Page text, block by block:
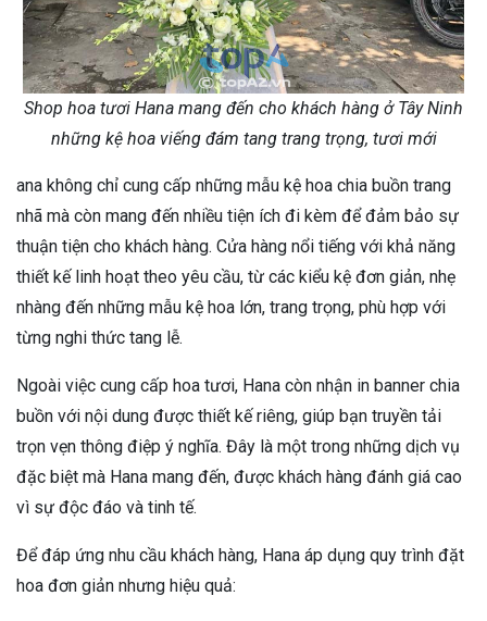
Shop hoa tươi Hana mang đến cho khách hàng ở Tây Ninh
những kệ hoa viếng đám tang trang trọng, tươi mới
ana không chỉ cung cấp những mẫu kệ hoa chia buồn trang
nhã mà còn mang đến nhiều tiện ích đi kèm để đảm bảo sự
thuận tiện cho khách hàng. Cửa hàng nổi tiếng với khả năng
thiết kế linh hoạt theo yêu cầu, từ các kiểu kệ đơn giản, nhẹ
nhàng đến những mẫu kệ hoa lớn, trang trọng, phù hợp với
từng nghi thức tang lễ.
Ngoài việc cung cấp hoa tươi, Hana còn nhận in banner chia
buồn với nội dung được thiết kế riêng, giúp bạn truyền tải
trọn vẹn thông điệp ý nghĩa. Đây là một trong những dịch vụ
đặc biệt mà Hana mang đến, được khách hàng đánh giá cao
vì sự độc đáo và tinh tế.
Để đáp ứng nhu cầu khách hàng, Hana áp dụng quy trình đặt
hoa đơn giản nhưng hiệu quả: